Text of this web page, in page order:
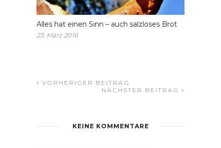
Alles hat einen Sinn – auch salzloses Brot
23. März 2016
VORHERIGER BEITRAG
NÄCHSTER BEITRAG
KEINE KOMMENTARE